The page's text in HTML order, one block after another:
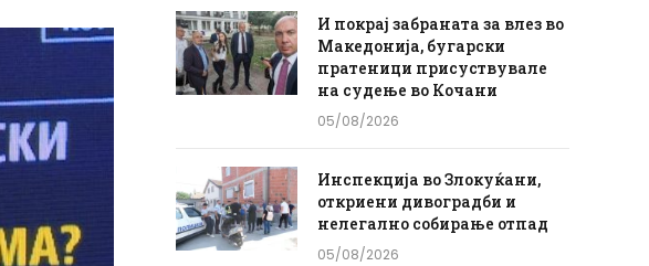
И покрај забраната за влез во
Македонија, бугарски
пратеници присуствувале
на судење во Кочани
05/08/2026
Инспекција во Злокуќани,
откриени дивоградби и
нелегално собирање отпад
05/08/2026